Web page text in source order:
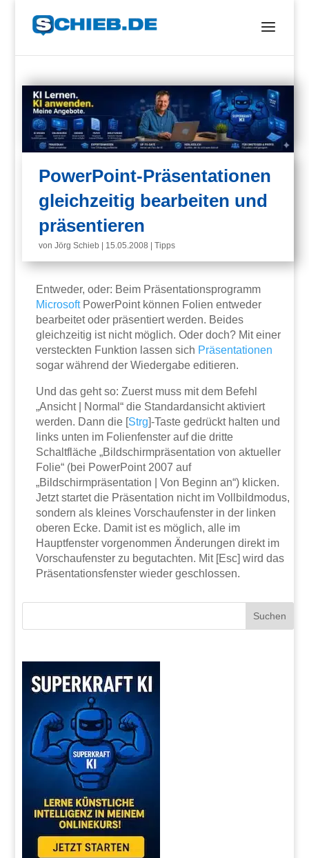
PowerPoint-Präsentationen
gleichzeitig bearbeiten und
präsentieren
vonJörg Schieb 15.05.2008 |Tipps
Entweder, oder: Beim Präsentationsprogramm
MicrosoftPowerPoint können Folien entweder
bearbeitet oder präsentiert werden. Beides
gleichzeitig ist nicht möglich. Oder doch? Mit einer
versteckten Funktion lassen sich Präsentationen
sogar während der Wiedergabe editieren.
Und das geht so: Zuerst muss mit dem Befehl
„Ansicht | Normal“ die Standardansicht aktiviert
werden. Dann die [ Strg ]-Taste gedrückt halten und
links unten im Folienfenster auf die dritte
Schaltfläche „Bildschirmpräsentation von aktueller
Folie“ (bei PowerPoint 2007 auf
„Bildschirmpräsentation | Von Beginn an“) klicken.
Jetzt startet die Präsentation nicht im Vollbildmodus,
sondern als kleines Vorschaufenster in der linken
oberen Ecke. Damit ist es möglich, alle im
Hauptfenster vorgenommen Änderungen direkt im
Vorschaufenster zu begutachten. Mit [Esc] wird das
Präsentationsfenster wieder geschlossen.